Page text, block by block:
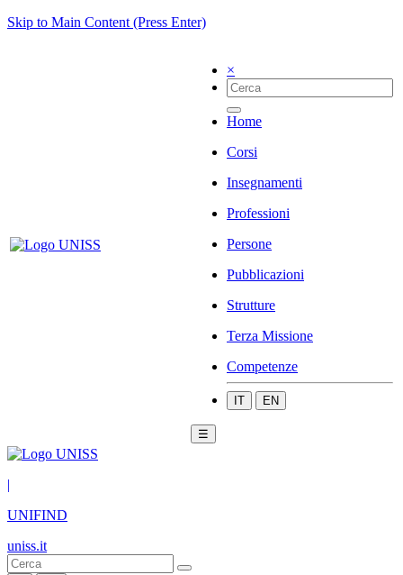
Skip to Main Content (Press Enter)
×
Home
Corsi
Insegnamenti
Professioni
Persone
Pubblicazioni
Strutture
Terza Missione
Competenze
IT EN
☰
|
UNIFIND
uniss.it